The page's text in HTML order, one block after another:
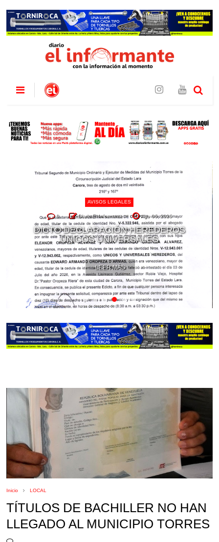
AVISOS LEGALES
0 Diario El Informante Ago 06, 2026
DICTO DECLARACIÓN HEREDEROS
ÚNICOS UNIVERSALES
LEER MÁS
Inicio LOCAL
TÍTULOS DE BACHILLER NO HAN
LLEGADO AL MUNICIPIO TORRES